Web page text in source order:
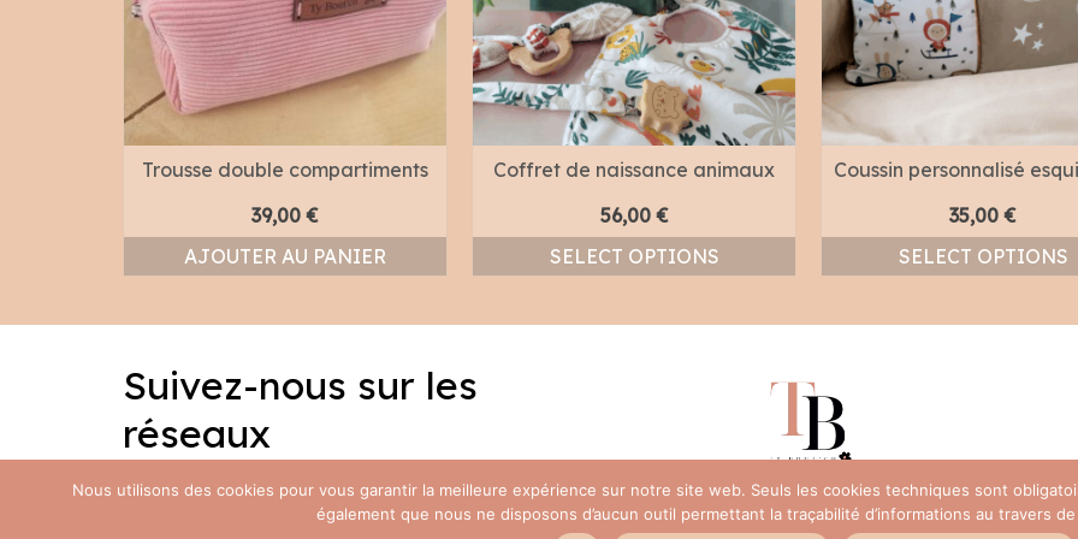
Trousse double compartiments
39,00 €
AJOUTER AU PANIER
Coffret de naissance animaux
56,00 €
SELECT OPTIONS
Coussin personnalisé
35,00 €
SELECT OPTIONS
Suivez-nous sur les
réseaux
Facebook
Instagram
Nous utilisons des cookies pour vous garantir la meilleure expérience sur notre site web. Seuls les cookies techniques sont
également que nous ne disposons d’aucun outil permettant la traçabilité d’informations au travers